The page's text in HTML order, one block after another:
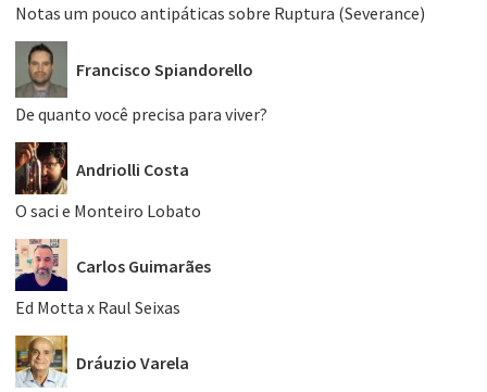
Notas um pouco antipáticas sobre Ruptura (Severance)
Francisco Spiandorello
De quanto você precisa para viver?
Andriolli Costa
O saci e Monteiro Lobato
Carlos Guimarães
Ed Motta x Raul Seixas
Dráuzio Varela